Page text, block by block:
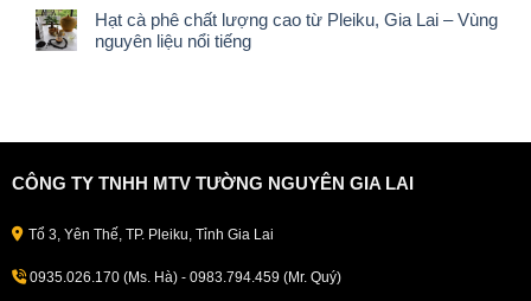
Hạt cà phê chất lượng cao từ Pleiku, Gia Lai – Vùng
nguyên liệu nổi tiếng
CÔNG TY TNHH MTV TƯỜNG NGUYÊN GIA LAI
Tổ 3, Yên Thế, TP. Pleiku, Tỉnh Gia Lai
0935.026.170 (Ms. Hà) - 0983.794.459 (Mr. Quý)